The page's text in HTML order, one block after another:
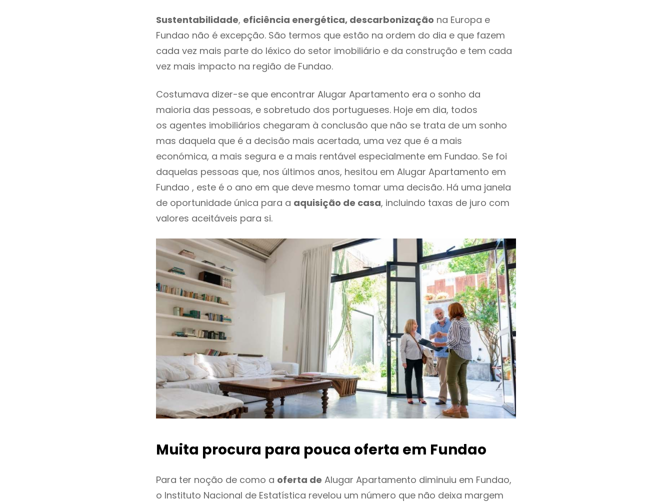
Sustentabilidade, eficiência energética, descarbonização na Europa e
Fundao não é excepção. São termos que estão na ordem do dia e que fazem
cada vez mais parte do léxico do setor imobiliário e da construção e tem cada
vez mais impacto na região de Fundao.
Costumava dizer-se que encontrar Alugar Apartamento era o sonho da
maioria das pessoas, e sobretudo dos portugueses. Hoje em dia, todos
os agentes imobiliários chegaram à conclusão que não se trata de um sonho
mas daquela que é a decisão mais acertada, uma vez que é a mais
económica, a mais segura e a mais rentável especialmente em Fundao. Se foi
daquelas pessoas que, nos últimos anos, hesitou em Alugar Apartamento em
Fundao , este é o ano em que deve mesmo tomar uma decisão. Há uma janela
de oportunidade única para a aquisição de casa, incluindo taxas de juro com
valores aceitáveis para si.
Muita procura para pouca oferta em Fundao
Para ter noção de como a oferta de Alugar Apartamento diminuiu em Fundao,
o Instituto Nacional de Estatística revelou um número que não deixa margem